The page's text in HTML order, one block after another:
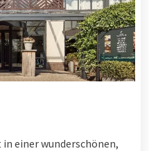
einer wunderschönen,